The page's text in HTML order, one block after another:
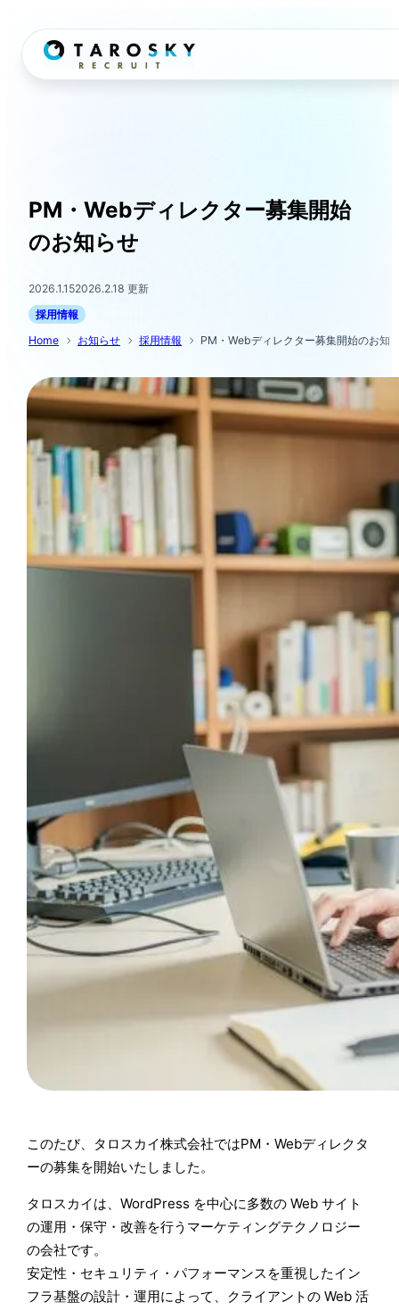
PM・Webディレクター募集開始
のお知らせ
2026.1.152026.2.18 更新
採用情報
Home
お知らせ 採用情報 PM・Webディレクター募集開始のお知
このたび、タロスカイ株式会社ではPM・Webディレクタ
ーの募集を開始いたしました。
タロスカイは、WordPress を中心に多数の Web サイト
の運用・保守・改善を行うマーケティングテクノロジー
の会社です。
安定性・セキュリティ・パフォーマンスを重視したイン
フラ基盤の設計・運用によって、クライアントの Web 活